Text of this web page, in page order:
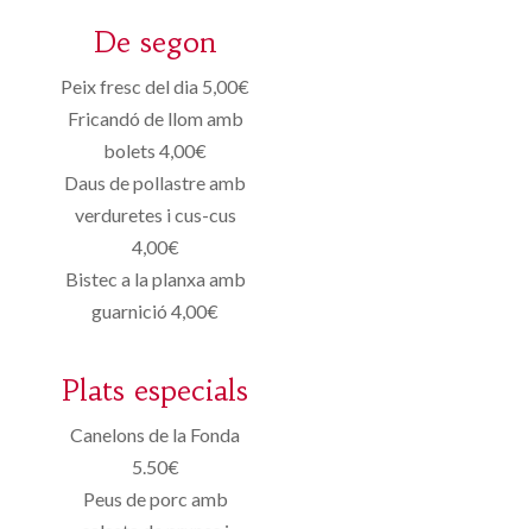
De segon
Peix fresc del dia 5,00€
Fricandó de llom amb
bolets 4,00€
Daus de pollastre amb
verduretes i cus-cus
4,00€
Bistec a la planxa amb
guarnició 4,00€
Plats especials
Canelons de la Fonda
5.50€
Peus de porc amb